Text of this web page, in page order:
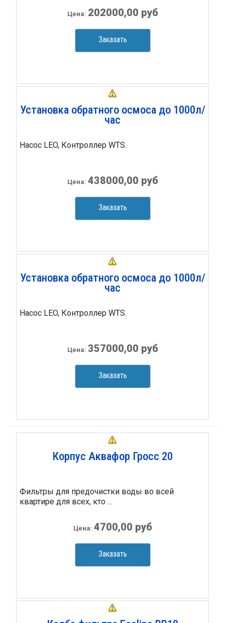
Цена: 202000,00 руб
Заказать
Установка обратного осмоса до 1000л/
час
Насос LEO, Контроллер WTS.
Цена: 438000,00 руб
Заказать
Установка обратного осмоса до 1000л/
час
Насос LEO, Контроллер WTS.
Цена: 357000,00 руб
Заказать
Корпус Аквафор Гросс 20
Фильтры для предочистки воды во всей
квартире для всех, кто ...
Цена: 4700,00 руб
Заказать